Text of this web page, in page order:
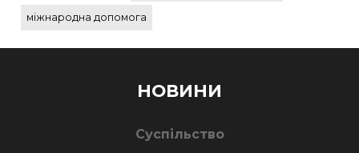
міжнародна допомога
НОВИНИ
Суспільство